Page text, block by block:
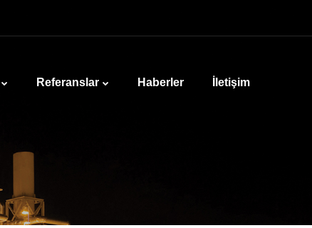
Referanslar Haberler İletişim